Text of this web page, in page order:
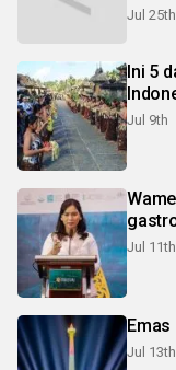
Jul 25th
Ini 5
Jul 9th
Jul 11th
Jul 13th